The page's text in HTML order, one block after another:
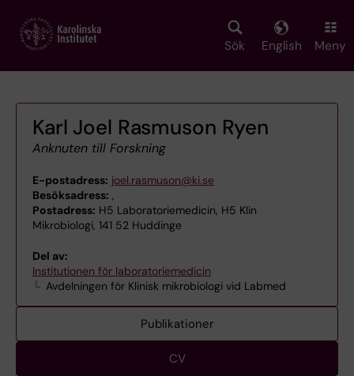
main
Sök English Meny
Karl Joel Rasmuson Ryen
Anknuten till Forskning
E-postadress: joel.rasmuson@ki.se
Besöksadress: ,
Postadress: H5 Laboratoriemedicin, H5 Klin
Mikrobiologi, 141 52 Huddinge
Del av:
Institutionen för laboratoriemedicin
Avdelningen för Klinisk mikrobiologi vid Labmed
Publikationer
CV